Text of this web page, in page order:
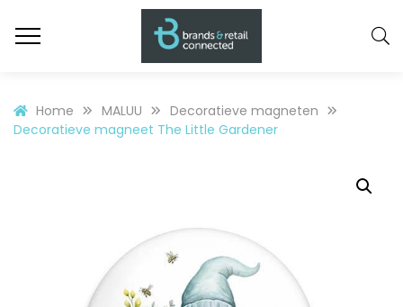
Home MALUU
Decoratieve magneten
Decoratieve magneet The Little Gardener